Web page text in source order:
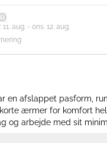
aug. - ons. 12. aug.
en afslappet pasform,
ærmer for komfort
og arbejde med sit